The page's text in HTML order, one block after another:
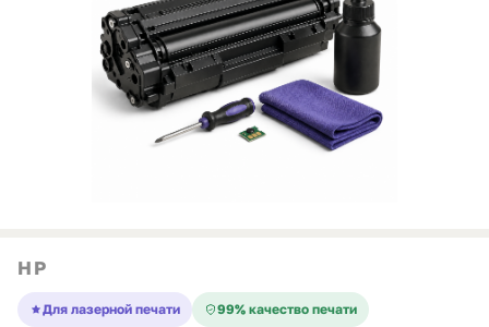
HP
Для лазерной печати 99% качество печати